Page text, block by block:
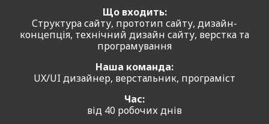
Що входить:
Структура сайту, прототип сайту, дизайн-
концепція, технічний дизайн сайту, верстка та
програмування
Наша команда:
UX/UI дизайнер, верстальник, програміст
Час:
від 40 робочих днів